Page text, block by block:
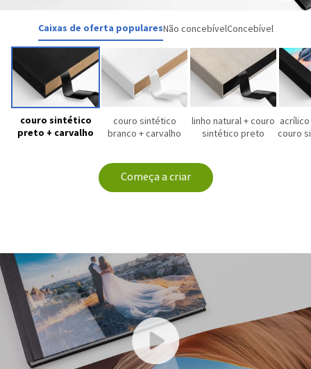
Caixas de oferta popularesNão concebívelConcebível
couro sintético
preto + carvalho
couro sintético
branco + carvalho
linho natural + couro
sintético preto
couro
Começa a criar